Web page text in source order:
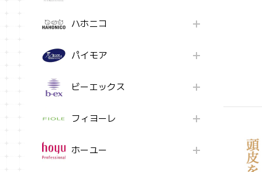
ハホニコ
パイモア
ビーエックス
フィヨーレ
ホーユー